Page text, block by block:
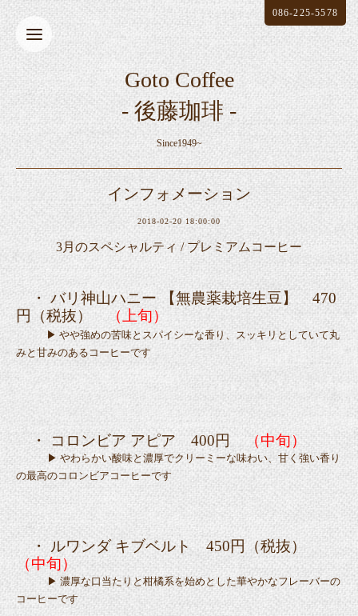
Goto Coffee
- 後藤珈琲 -
Since1949~
086-225-5578
インフォメーション
2018-02-20 18:00:00
3月のスペシャルティ / プレミアムコーヒー
・ バリ神山ハニー 【無農薬栽培生豆】 470
円（税抜）
（上旬）
▶ やや強めの苦味とスパイシーな香り、スッキリとしていて丸
みと甘みのあるコーヒーです
・ コロンビア アピア 400円 （中旬）
▶ やわらかい酸味と濃厚でクリーミーな味わい、甘く強い香り
の最高のコロンビアコーヒーです
・ ルワンダ キブベルト 450円（税抜）
（中旬）
▶ 濃厚な口当たりと柑橘系を始めとした華やかなフレーバーの
コーヒーです